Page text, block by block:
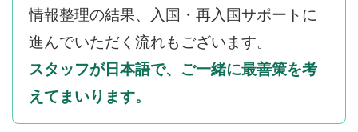
情報整理の結果、入国・再入国サポートに
進んでいただく流れもございます。
スタッフが日本語で、ご一緒に最善策を考
えてまいります。